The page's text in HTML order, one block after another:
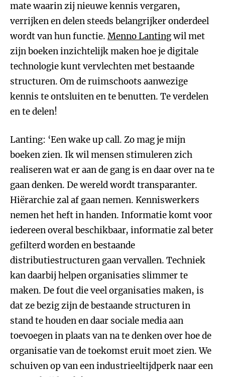
mate waarin zij nieuwe kennis vergaren,
verrijken en delen steeds belangrijker onderdeel
wordt van hun functie. Menno Lantingwil met
zijn boeken inzichtelijk maken hoe je digitale
technologie kunt vervlechten met bestaande
structuren. Om de ruimschoots aanwezige
kennis te ontsluiten en te benutten. Te verdelen
en te delen!
Lanting: ‘Een wake up call. Zo mag je mijn
boeken zien. Ik wil mensen stimuleren zich
realiseren wat er aan de gang is en daar over na te
gaan denken. De wereld wordt transparanter.
Hiërarchie zal af gaan nemen. Kenniswerkers
nemen het heft in handen. Informatie komt voor
iedereen overal beschikbaar, informatie zal beter
gefilterd worden en bestaande
distributiestructuren gaan vervallen. Techniek
kan daarbij helpen organisaties slimmer te
maken. De fout die veel organisaties maken, is
dat ze bezig zijn de bestaande structuren in
stand te houden en daar sociale media aan
toevoegen in plaats van na te denken over hoe de
organisatie van de toekomst eruit moet zien. We
schuiven op van een industrieeltijdperk naar een